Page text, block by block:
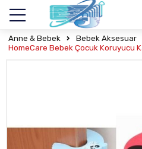
Anne & Bebek Bebek Aksesuar
HomeCare Bebek Çocuk Koruyucu